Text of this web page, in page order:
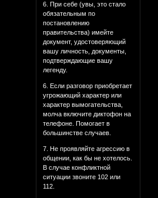
6. При себе (увы, это стало
обязательным по
постановлению
правительства) имейте
документ, удостоверяющий
вашу личность, документы,
подтверждающие вашу
легенду.
6. Если разговор приобретает
угрожающий характер или
характер вымогательства,
молча включите диктофон на
телефоне. Помогает в
большинстве случаев.
7. Не проявляйте агрессию в
общении, как бы не хотелось.
В случае конфликтной
ситуации звоните 102 или
112.